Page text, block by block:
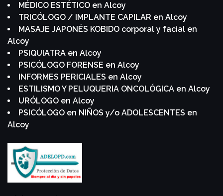
MÉDICO ESTÉTICO en Alcoy
TRICÓLOGO / IMPLANTE CAPILAR en Alcoy
MASAJE JAPONÉS KOBIDO corporal y facial en
Alcoy
PSIQUIATRA en Alcoy
PSICÓLOGO FORENSE en Alcoy
INFORMES PERICIALES en Alcoy
ESTILISMO Y PELUQUERIA ONCOLÓGICA en Alcoy
URÓLOGO en Alcoy
PSICÓLOGO en NIÑOS y/o ADOLESCENTES en
Alcoy